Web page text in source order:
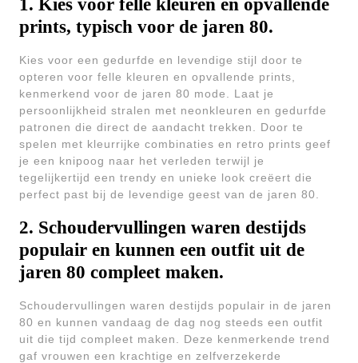
prints, typisch voor de jaren 80.
Kies voor een gedurfde en levendige stijl door te
opteren voor felle kleuren en opvallende prints,
kenmerkend voor de jaren 80 mode. Laat je
persoonlijkheid stralen met neonkleuren en gedurfde
patronen die direct de aandacht trekken. Door te
spelen met kleurrijke combinaties en retro prints geef
je een knipoog naar het verleden terwijl je
tegelijkertijd een trendy en unieke look creëert die
perfect past bij de levendige geest van de jaren 80.
2. Schoudervullingen waren destijds
populair en kunnen een outfit uit de
jaren 80 compleet maken.
Schoudervullingen waren destijds populair in de jaren
80 en kunnen vandaag de dag nog steeds een outfit
uit die tijd compleet maken. Deze kenmerkende trend
gaf vrouwen een krachtige en zelfverzekerde